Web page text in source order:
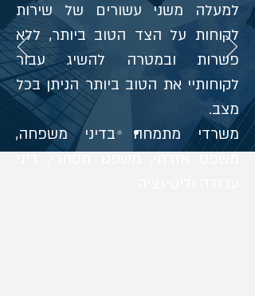
למעלה משני עשורים של שירות
לקוחות על הצד הטוב ביותר, ללא
פשרות ובמטרה להשיג עבור
לקוחותיי את הטוב ביותר הניתן בכל
מצב.
משרדי מתמחה בדיני משפחה,